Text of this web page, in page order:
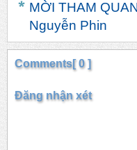
MỜI THAM
Nguyễn Phin
Comments[ 0 ]
Đăng nhận xét